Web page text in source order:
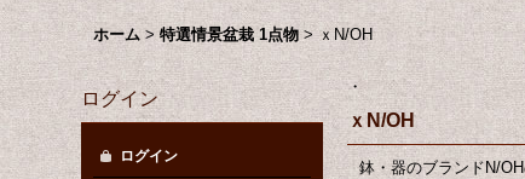
ホーム > 特選情景盆栽 1点物 > ｘN/OH
ログイン
ログイン
・
ｘN/OH
鉢・器のブランドN/